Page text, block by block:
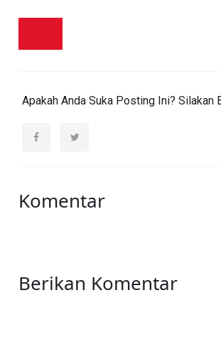
Apakah Anda Suka Posting Ini? Silakan
Komentar
Berikan Komentar